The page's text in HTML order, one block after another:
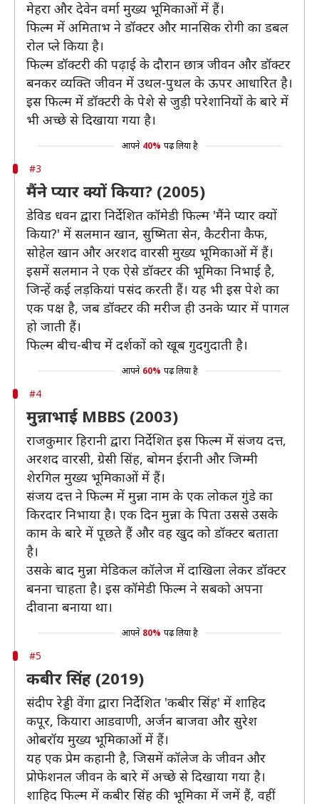
मेहरा और देवेन वर्मा मुख्य भूमिकाओं में हैं।
फिल्म में अमिताभ ने डॉक्टर और मानसिक रोगी का डबल
रोल प्ले किया है।
फिल्म डॉक्टरी की पढ़ाई के दौरान छात्र जीवन और डॉक्टर
बनकर व्यक्ति जीवन में उथल-पुथल के ऊपर आधारित है।
इस फिल्म में डॉक्टरी के पेशे से जुड़ी परेशानियों के बारे में
भी अच्छे से दिखाया गया है।
आपने 40% पढ़ लिया है
#3
मैंने प्यार क्यों किया? (2005)
डेविड धवन द्वारा निर्देशित कॉमेडी फिल्म 'मैंने प्यार क्यों
किया?' में सलमान खान, सुष्मिता सेन, कैटरीना कैफ,
सोहेल खान और अरशद वारसी मुख्य भूमिकाओं में हैं।
इसमें सलमान ने एक ऐसे डॉक्टर की भूमिका निभाई है,
जिन्हें कई लड़कियां पसंद करती हैं। यह भी इस पेशे का
एक पक्ष है, जब डॉक्टर की मरीज ही उनके प्यार में पागल
हो जाती हैं।
फिल्म बीच-बीच में दर्शकों को खूब गुदगुदाती है।
आपने 60% पढ़ लिया है
#4
मुन्नाभाई MBBS (2003)
राजकुमार हिरानी द्वारा निर्देशित इस फिल्म में संजय दत्त,
अरशद वारसी, ग्रेसी सिंह, बोमन ईरानी और जिम्मी
शेरगिल मुख्य भूमिकाओं में हैं।
संजय दत्त ने फिल्म में मुन्ना नाम के एक लोकल गुंडे का
किरदार निभाया है। एक दिन मुन्ना के पिता उससे उसके
काम के बारे में पूछते हैं और वह खुद को डॉक्टर बताता
है।
उसके बाद मुन्ना मेडिकल कॉलेज में दाखिला लेकर डॉक्टर
बनना चाहता है। इस कॉमेडी फिल्म ने सबको अपना
दीवाना बनाया था।
आपने 80% पढ़ लिया है
#5
कबीर सिंह (2019)
संदीप रेड्डी वेंगा द्वारा निर्देशित 'कबीर सिंह' में शाहिद
कपूर, कियारा आडवाणी, अर्जन बाजवा और सुरेश
ओबरॉय मुख्य भूमिकाओं में हैं।
यह एक प्रेम कहानी है, जिसमें कॉलेज के जीवन और
प्रोफेशनल जीवन के बारे में अच्छे से दिखाया गया है।
शाहिद फिल्म में कबीर सिंह की भूमिका में जमें हैं, वहीं